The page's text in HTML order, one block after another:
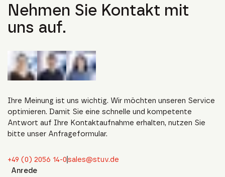
Nehmen Sie Kontakt mit
uns auf.
Ihre Meinung ist uns wichtig. Wir möchten unseren Service
optimieren. Damit Sie eine schnelle und kompetente
Antwort auf Ihre Kontaktaufnahme erhalten, nutzen Sie
bitte unser Anfrageformular.
+49 (0) 2056 14-0sales@stuv.de
Anrede